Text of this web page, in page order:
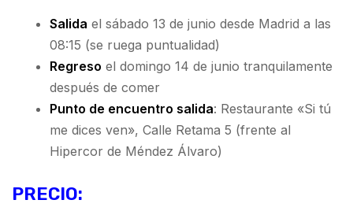
Salida el sábado 13 de junio desde Madrid a las
08:15 (se ruega puntualidad)
Regreso el domingo 14 de junio tranquilamente
después de comer
Punto de encuentro salida: Restaurante «Si tú
me dices ven», Calle Retama 5 (frente al
Hipercor de Méndez Álvaro)
PRECIO: